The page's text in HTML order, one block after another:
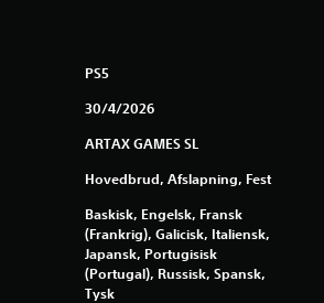
PS5
30/4/2026
ARTAX GAMES SL
Hovedbrud, Afslapning, Fest
Baskisk, Engelsk, Fransk
(Frankrig), Galicisk, Italiensk,
Japansk, Portugisisk
(Portugal), Russisk, Spansk,
Tysk